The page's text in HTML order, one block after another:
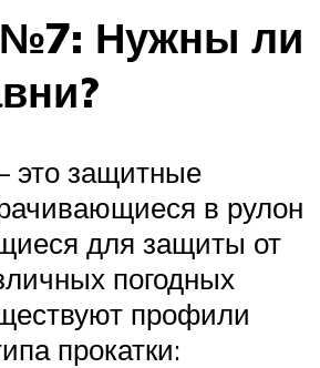
Нужны ли
это защитные
в рулон
для защиты от
погодных
профили
прокатки: